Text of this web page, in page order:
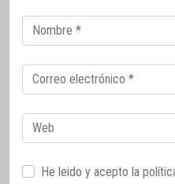
Correo
electrónico
Correo
electrónico
Web
He leido y acepto la